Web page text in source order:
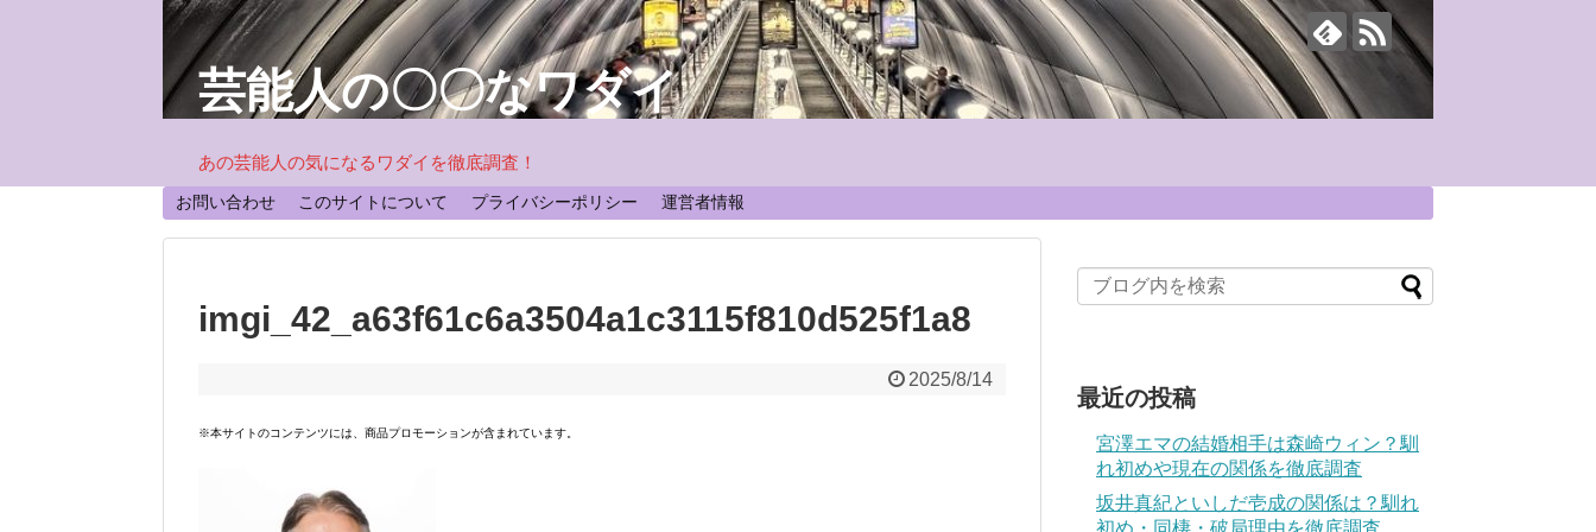
芸能人の〇〇なワダイ
あの芸能人の気になるワダイを徹底調査！
お問い合わせ このサイトについて プライバシーポリシー 運営者情報
imgi_42_a63f61c6a3504a1c3115f810d525f1a8
2025/8/14
※本サイトのコンテンツには、商品プロモーションが含まれています。
最近の投稿
宮澤エマの結婚相手は森崎ウィン？馴
れ初めや現在の関係を徹底調査
坂井真紀といしだ壱成の関係は？馴れ